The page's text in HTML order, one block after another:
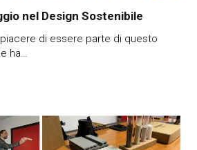
nel Design Sostenibile
di essere parte di questo
ha…